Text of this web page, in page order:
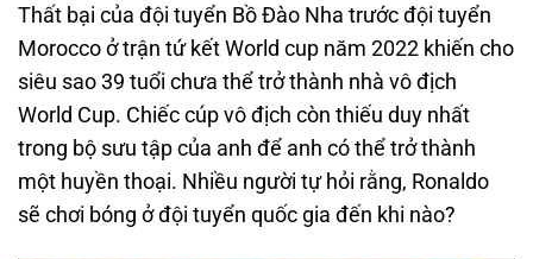
Thất bại của đội tuyển Bồ Đào Nha trước đội tuyển
Morocco ở trận tứ kết World cup năm 2022 khiến cho
siêu sao 39 tuổi chưa thể trở thành nhà vô địch
World Cup. Chiếc cúp vô địch còn thiếu duy nhất
trong bộ sưu tập của anh để anh có thể trở thành
một huyền thoại. Nhiều người tự hỏi rằng, Ronaldo
sẽ chơi bóng ở đội tuyển quốc gia đến khi nào?